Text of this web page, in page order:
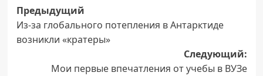
Навигация
записи
Предыдущий
Из-за глобального потепления в Антарктиде
возникли «кратеры»
Следующий:
Мои первые впечатления от учебы в ВУЗе